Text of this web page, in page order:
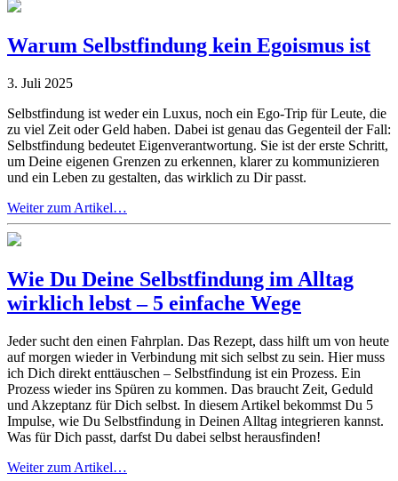
Warum Selbstfindung kein Egoismus ist
3. Juli 2025
Selbstfindung ist weder ein Luxus, noch ein Ego-Trip für Leute, die
zu viel Zeit oder Geld haben. Dabei ist genau das Gegenteil der Fall:
Selbstfindung bedeutet Eigenverantwortung. Sie ist der erste Schritt,
um Deine eigenen Grenzen zu erkennen, klarer zu kommunizieren
und ein Leben zu gestalten, das wirklich zu Dir passt.
Weiter zum Artikel…
Wie Du Deine Selbstfindung im Alltag
wirklich lebst – 5 einfache Wege
Jeder sucht den einen Fahrplan. Das Rezept, dass hilft um von heute
auf morgen wieder in Verbindung mit sich selbst zu sein. Hier muss
ich Dich direkt enttäuschen – Selbstfindung ist ein Prozess. Ein
Prozess wieder ins Spüren zu kommen. Das braucht Zeit, Geduld
und Akzeptanz für Dich selbst. In diesem Artikel bekommst Du 5
Impulse, wie Du Selbstfindung in Deinen Alltag integrieren kannst.
Was für Dich passt, darfst Du dabei selbst herausfinden!
Weiter zum Artikel…